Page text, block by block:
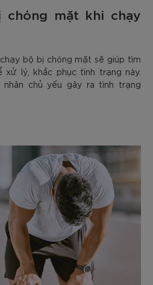
chóng mặt khi chạy
bộ bị chóng mặt sẽ giúp tìm
xử lý, khắc phục tình trạng này.
chủ yếu gây ra tình trạng